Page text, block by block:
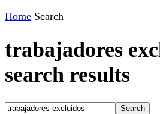
Home Search
trabajadores
search results